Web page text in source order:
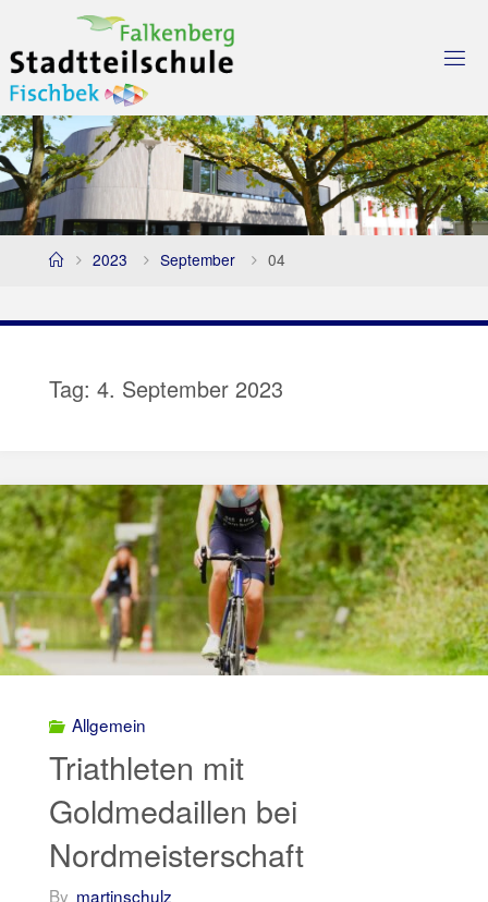
to
content
Home2023 September 04
Tag: 4. September 2023
Allgemein
Triathleten mit
Goldmedaillen bei
Nordmeisterschaft
By martinschulz